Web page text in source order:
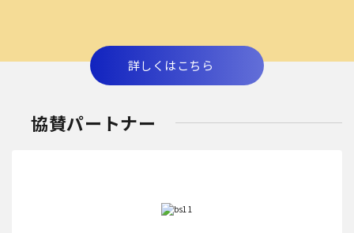
詳しくはこちら
協賛パートナー